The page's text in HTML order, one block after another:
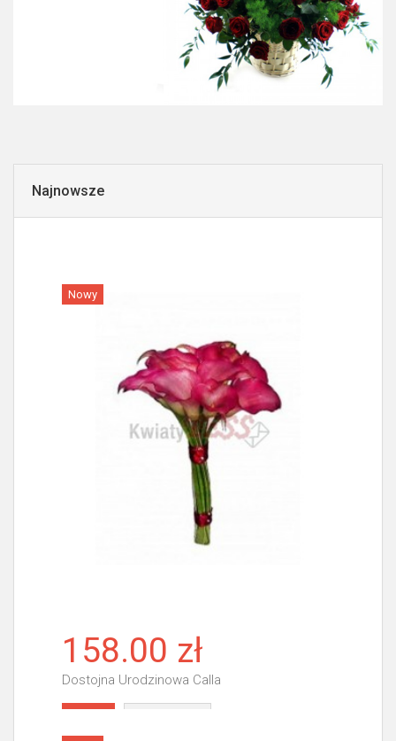
Najnowsze
Nowy
158.00 zł
Dostojna Urodzinowa Calla